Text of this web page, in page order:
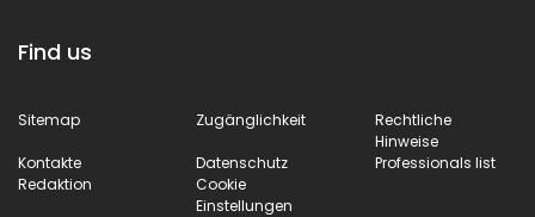
Find us
Sitemap Zugänglichkeit
Rechtliche
Hinweise
Kontakte
Datenschutz
Professionals list
Redaktion
Cookie
Einstellungen